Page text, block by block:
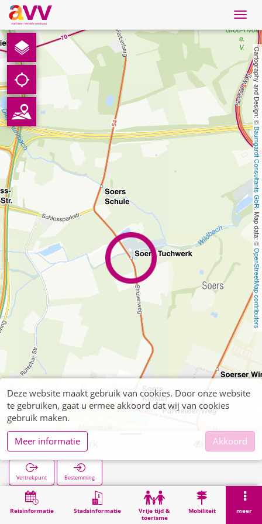
Nederlands
Downloads
Contact
Gegevensbescherming
Colofon
Cartography and Design: ©
Baumgardt Consultants GbR
, Map data: ©
OpenStreetMap contributors
Reisinformatie Stadsinformatie
Vrije tijd &
toerisme
Mobiliteit meer
Soers Tuchwerk
Vertrekpunt Bestemming
Zoekopracht Soers Tuchwerk
Deze website maakt gebruik van cookies. Door onze website
te gebruiken, gaat u ermee akkoord dat wij van cookies
gebruik maken.
Meer informatie
Akkoord